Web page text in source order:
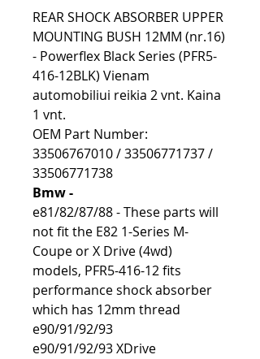
REAR SHOCK ABSORBER UPPER
MOUNTING BUSH 12MM (nr.16)
- Powerflex Black Series (PFR5-
416-12BLK) Vienam
automobiliui reikia 2 vnt. Kaina
1 vnt.
OEM Part Number:
33506767010 / 33506771737 /
33506771738
Bmw -
e81/82/87/88 - These parts will
not fit the E82 1-Series M-
Coupe or X Drive (4wd)
models, PFR5-416-12 fits
performance shock absorber
which has 12mm thread
e90/91/92/93
e90/91/92/93 XDrive